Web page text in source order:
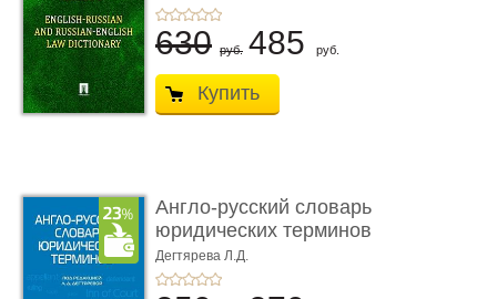
630 руб. 485 руб.
Купить
Англо-русский словарь
юридических терминов
Дегтярева Л.Д.